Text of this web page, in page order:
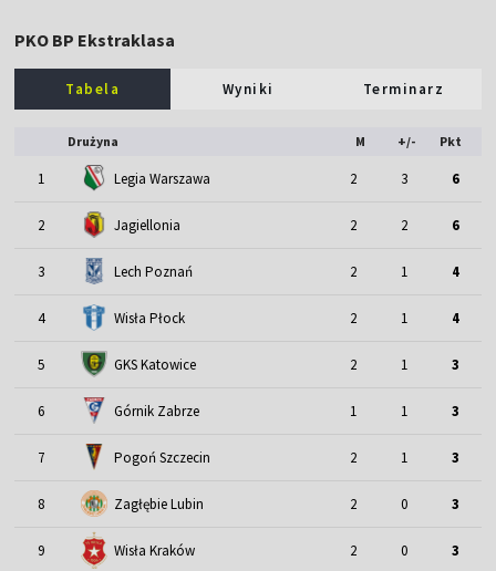
PKO BP Ekstraklasa
Tabela Wyniki Terminarz
Drużyna M +/- Pkt
1 Legia Warszawa 2 3 6
2 Jagiellonia 2 2 6
3 Lech Poznań 2 1 4
4 Wisła Płock 2 1 4
5 GKS Katowice 2 1 3
6 Górnik Zabrze 1 1 3
7 Pogoń Szczecin 2 1 3
8 Zagłębie Lubin 2 0 3
9 Wisła Kraków 2 0 3